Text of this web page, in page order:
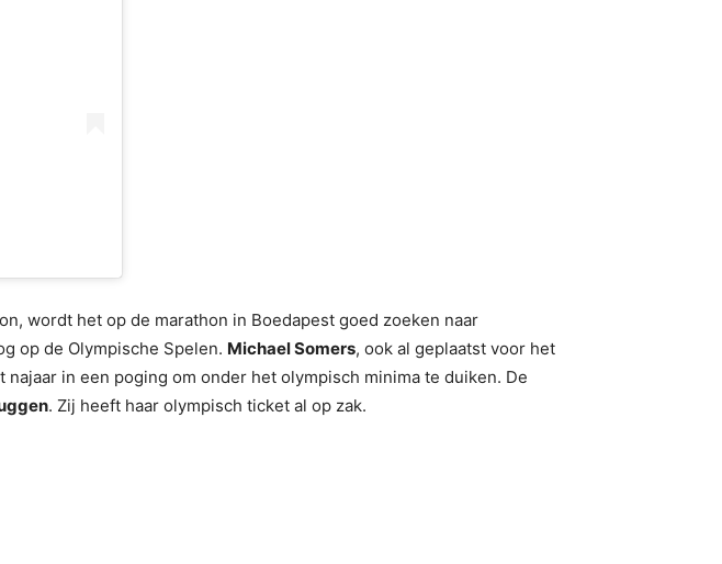
wordt het op de marathon in Boedapest goed zoeken naar
op de Olympische Spelen. Michael Somers, ook al geplaatst voor het
in een poging om onder het olympisch minima te duiken. De
. Zij heeft haar olympisch ticket al op zak.